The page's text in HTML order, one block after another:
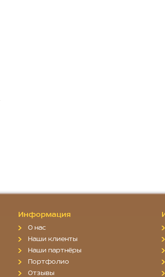
Информация
О нас
Наши клиенты
Наши партнёры
Портфолио
Отзывы